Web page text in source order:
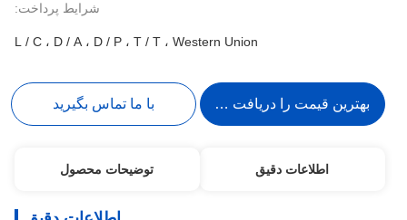
شرایط پرداخت:
L / C ، D / A ، D / P ، T / T ، Western Union
بهترین قیمت را دریافت کنید با ما تماس بگیرید
اطلاعات دقیق توضیحات محصول